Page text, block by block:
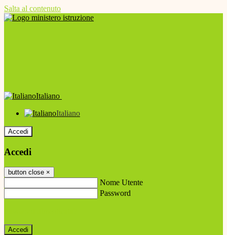
Salta al contenuto
Italiano
Italiano
Accedi
Accedi
button close ×
Nome Utente
Password